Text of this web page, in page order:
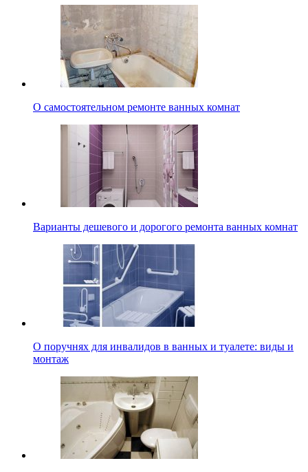
О самостоятельном ремонте ванных комнат
Варианты дешевого и дорогого ремонта ванных комнат
О поручнях для инвалидов в ванных и туалете: виды и
монтаж